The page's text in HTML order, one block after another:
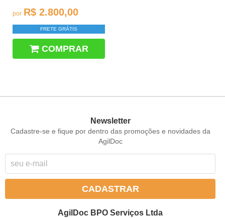
por R$ 2.800,00
FRETE GRÁTIS
COMPRAR
Newsletter
Cadastre-se e fique por dentro das promoções e novidades da
AgilDoc
CADASTRAR
AgilDoc BPO Serviços Ltda